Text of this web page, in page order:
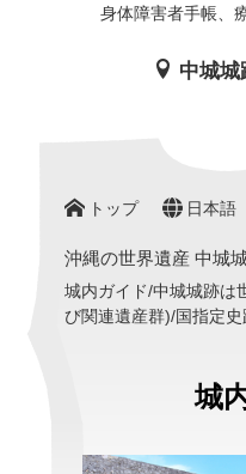
身体障害者手帳、
中城城
トップ 日本語
沖縄の世界遺産 中城
城内ガイド/中城城跡は
び関連遺産群)/国指定史
城